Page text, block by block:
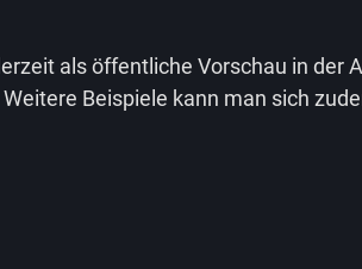
als öffentliche Vorschau in der
Beispiele kann man sich